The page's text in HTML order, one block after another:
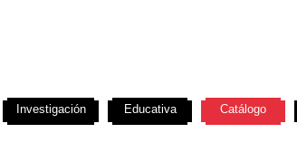
Investigación Educativa Catálogo